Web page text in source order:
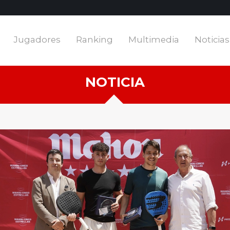
Jugadores
Area Privada Ranking Multimedia
Videos
Noticias
NOTICIA